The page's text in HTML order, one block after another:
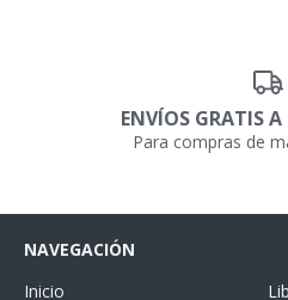
ENVÍOS GRATIS
Para compras de
NAVEGACIÓN
Inicio